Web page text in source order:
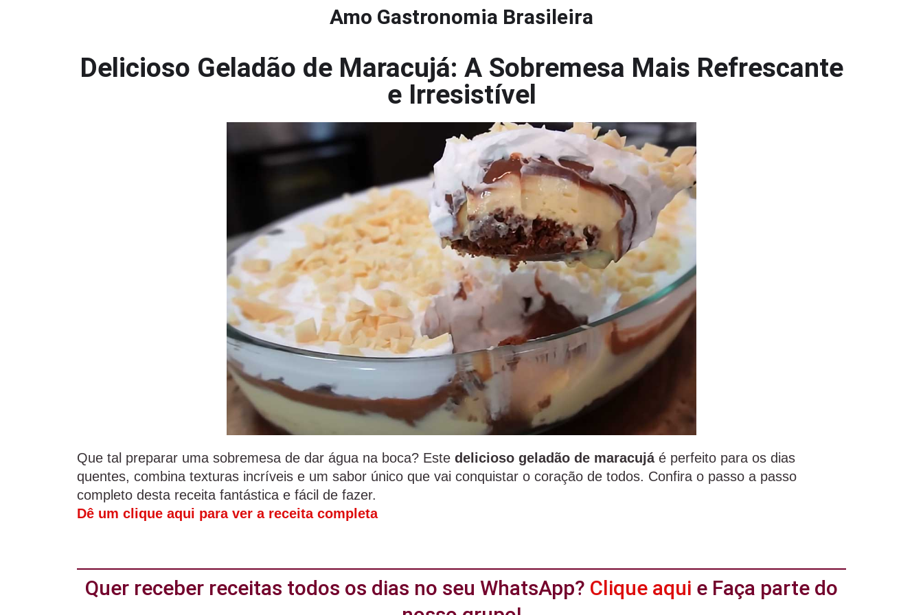
Amo Gastronomia Brasileira
Delicioso Geladão de Maracujá: A Sobremesa Mais Refrescante
e Irresistível
Que tal preparar uma sobremesa de dar água na boca? Este delicioso geladão de maracujáé perfeito para os dias
quentes, combina texturas incríveis e um sabor único que vai conquistar o coração de todos. Confira o passo a passo
completo desta receita fantástica e fácil de fazer.
Dê um clique aqui para ver a receita completa
Quer receber receitas todos os dias no seu WhatsApp? Clique aqui e Faça parte do